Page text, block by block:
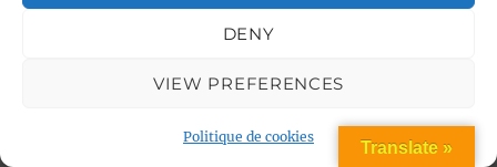
DENY
VIEW PREFERENCES
Politique de cookies
La page de Jacqueline Bousquet
les champs morphiques- Rupert
Sheldrake
Les origines de l’Homme
Translate »